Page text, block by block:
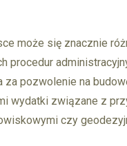
może się znacznie
procedur
za pozwolenie na
wydatki związane z
czy